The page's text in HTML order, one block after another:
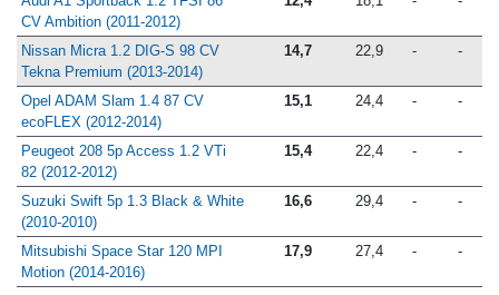
CV Ambition (2011-2012)
Nissan Micra 1.2 DIG-S 98 CV
Tekna Premium (2013-2014)
14,7 22,9 - -
Opel ADAM Slam 1.4 87 CV
ecoFLEX (2012-2014)
15,1 24,4 - -
Peugeot 208 5p Access 1.2 VTi
82 (2012-2012)
15,4 22,4 - -
Suzuki Swift 5p 1.3 Black & White
(2010-2010)
16,6 29,4 - -
Mitsubishi Space Star 120 MPI
Motion (2014-2016)
17,9 27,4 - -